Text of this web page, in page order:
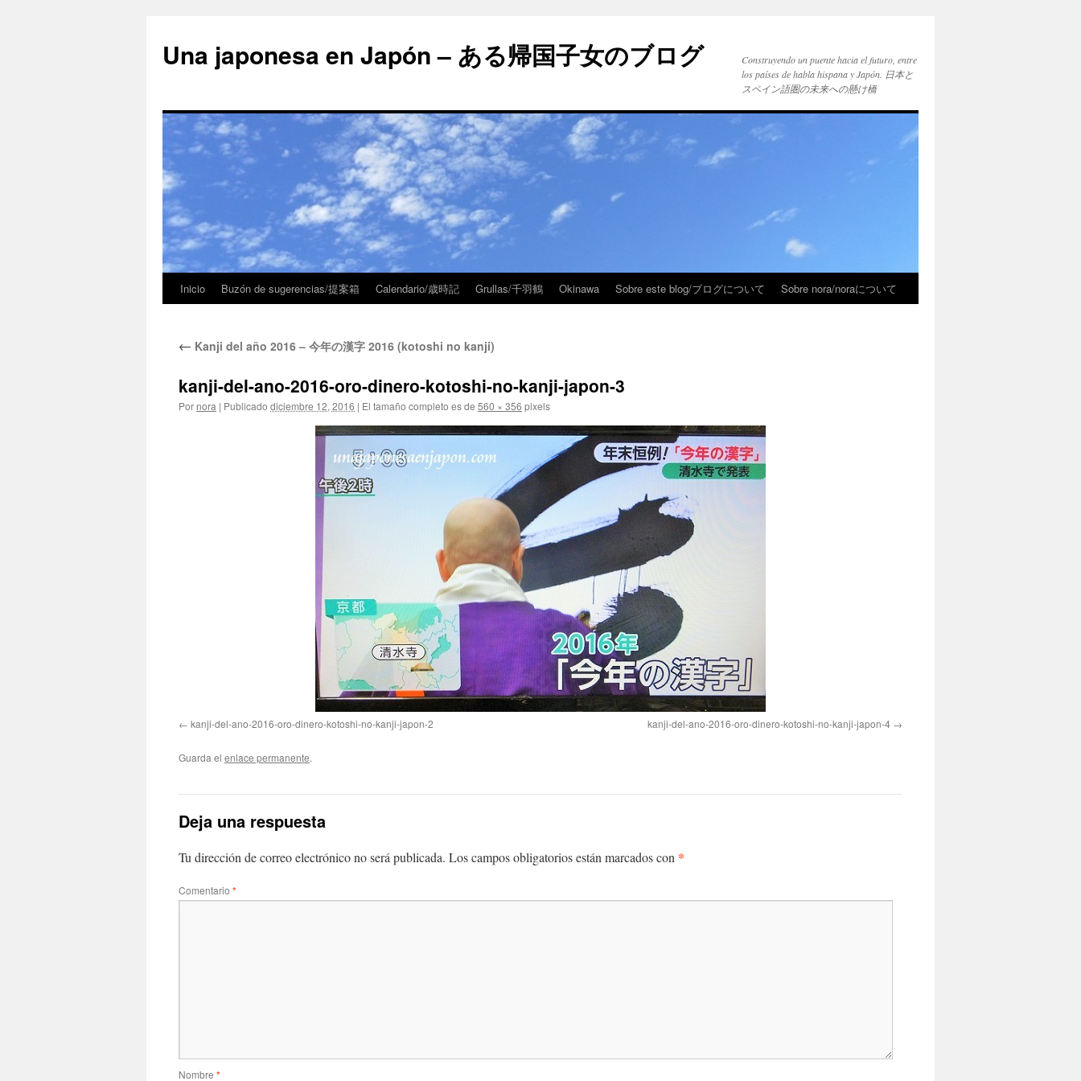
Una japonesa en Japón – ある帰国子女のブログ
Construyendo un puente hacia el futuro, entre
los países de habla hispana y Japón. 日本と
スペイン語圏の未来への懸け橋
Inicio Buzón de sugerencias/提案箱 Calendario/歳時記 Grullas/千羽鶴 Okinawa Sobre este blog/ブログについて Sobre nora/noraについて
← Kanji del año 2016 – 今年の漢字 2016 (kotoshi no kanji)
kanji-del-ano-2016-oro-dinero-kotoshi-no-kanji-japon-3
Por nora | Publicado diciembre 12, 2016 | El tamaño completo es de 560 × 356 pixels
kanji-del-ano-2016-oro-dinero-kotoshi-no-kanji-japon-2 kanji-del-ano-2016-oro-dinero-kotoshi-no-kanji-japon-4
Guarda el enlace permanente.
Deja una respuesta
Tu dirección de correo electrónico no será publicada. Los campos obligatorios están marcados con *
Comentario *
Nombre *